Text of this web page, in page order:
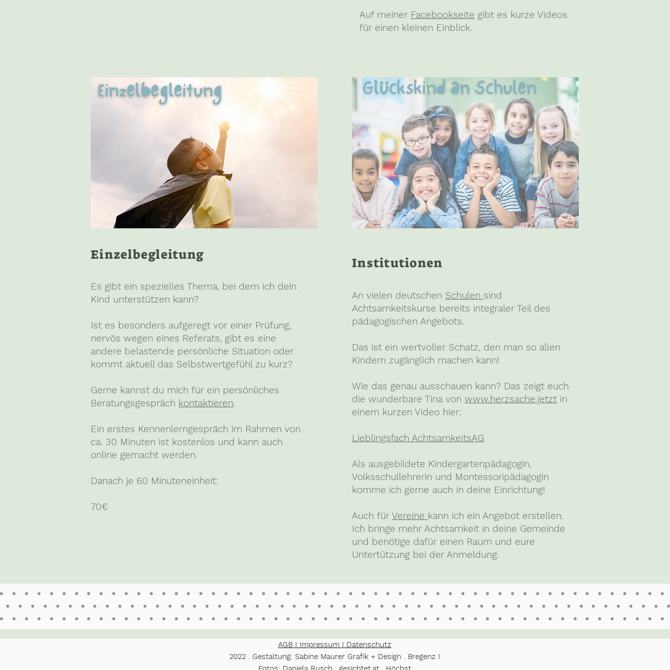
Auf meiner Facebookseite gibt es kurze Videos
für einen kleinen Einblick.
Einzelbegleitung
Es gibt ein spezielles Thema, bei dem ich dein
Kind unterstützen kann?
Ist es besonders aufgeregt vor einer Prüfung,
nervös wegen eines Referats, gibt es eine
andere belastende persönliche Situation oder
kommt aktuell das Selbstwertgefühl zu kurz?
Gerne kannst du mich für ein persönliches
Beratungsgespräch kontaktieren.
Ein erstes Kennenlerngespräch im Rahmen von
ca. 30 Minuten ist kostenlos und kann auch
online gemacht werden.
Danach je 60 Minuteneinheit:
70€
Institutionen
An vielen deutschen Schulen sind
Achtsamkeitskurse bereits integraler Teil des
pädagogischen Angebots.
Das ist ein wertvoller Schatz, den man so allen
Kindern zugänglich machen kann!
Wie das genau ausschauen kann? Das zeigt euch
die wunderbare Tina von www.herzsache.jetzt in
einem kurzen Video hier:
Lieblingsfach AchtsamkeitsAG
Als ausgebildete Kindergartenpädagogin,
Volksschullehrerin und Montessoripädagogin
komme ich gerne auch in deine Einrichtung!
Auch für Vereine kann ich ein Angebot erstellen.
Ich bringe mehr Achtsamkeit in deine Gemeinde
und benötige dafür einen Raum und eure
Untertützung bei der Anmeldung.
AGB I Impressum I Datenschutz
2022 . Gestaltung: Sabine Maurer Grafik + Design . Bregenz I